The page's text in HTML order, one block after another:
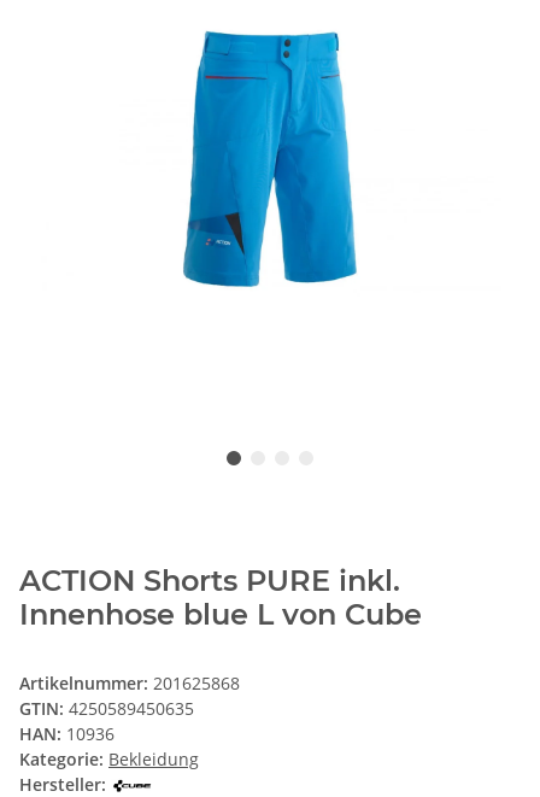
ACTION Shorts PURE inkl.
Innenhose blue L von Cube
Artikelnummer: 201625868
GTIN: 4250589450635
HAN: 10936
Kategorie: Bekleidung
Hersteller: